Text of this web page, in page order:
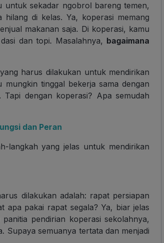
untuk sekadar ngobrol bareng temen,
di kelas. Ya, koperasi memang
makanan saja. Di koperasi, kamu
dan topi. Masalahnya, bagaimana
harus dilakukan untuk mendirikan
tinggal bekerja sama dengan
dengan koperasi? Apa semudah
dan Peran
langkah yang jelas untuk mendirikan
dilakukan adalah: rapat persiapan
pakai rapat segala? Ya, biar jelas
pendirian koperasi sekolahnya,
Supaya semuanya tertata dan menjadi